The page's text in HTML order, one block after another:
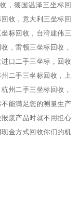
，德国温泽三坐标回
收，意大利三坐标回
标回收，台湾建伟三
，雷顿三坐标回收，
口二手三坐标，回收
二手三坐标回收，上
州二手三坐标回收，
能满足您的测量生产
废产品时就不用担心
金方式回收你们的机